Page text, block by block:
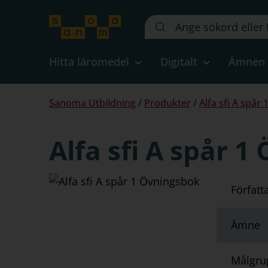
Sök
på
webbplatsen::
Hitta läromedel Digitalt Ämnen
Du
Sanoma Utbildning / Produkter /Alfa sfi A spår
Alfa sfi A spår 1
Ämne